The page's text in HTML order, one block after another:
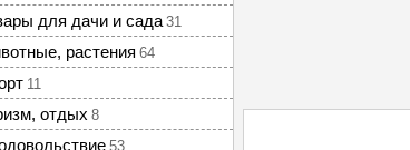
для дачи и сада 31
растения 64
11
отдых 8
53